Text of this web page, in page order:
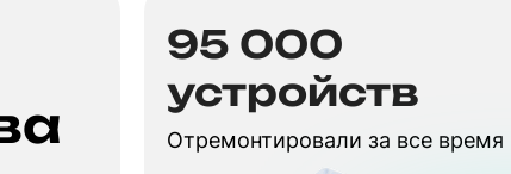
95 000
устройств
Отремонтировали за все время